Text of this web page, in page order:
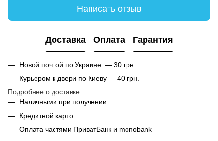
Написать отзыв
Доставка Оплата Гарантия
Новой почтой по Украине — 30 грн.
Курьером к двери по Киеву — 40 грн.
Подробнее о доставке
Наличными при получении
Кредитной карто
Оплата частями ПриватБанк и monobank